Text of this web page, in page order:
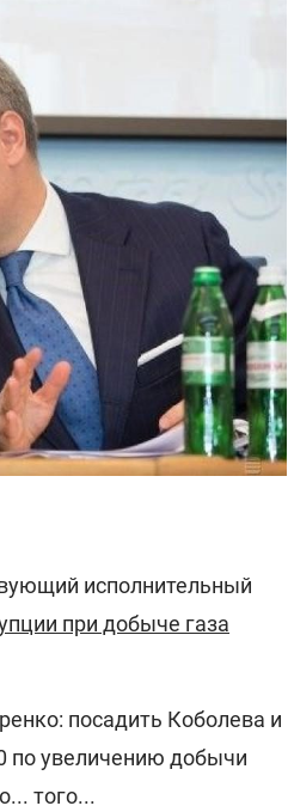
исполнительный
при добыче газа
посадить Коболева и
по увеличению добычи
того...